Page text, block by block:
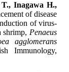
Inagawa H.,
of disease
of virus-
shrimp, Penaeus
agglomerans
Immunology,